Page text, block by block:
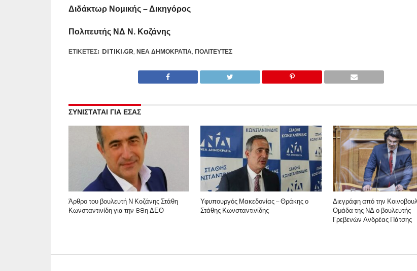
Διδάκτωρ Νομικής – Δικηγόρος
Πολιτευτής ΝΔ Ν. Κοζάνης
ΕΤΙΚΕΤΕΣ: DITIKI.GR ΝΈΑ ΔΗΜΟΚΡΑΤΊΑ ΠΟΛΙΤΕΥΤΈΣ
ΣΥΝΙΣΤΑΤΑΙ ΓΙΑ ΕΣΑΣ
Άρθρο του βουλευτή Ν Κοζάνης Στάθη
Κωνσταντινίδη για την 88η ΔΕΘ
Υφυπουργός Μακεδονίας – Θράκης ο
Στάθης Κωνσταντινίδης
Διεγράφη από την
Ομάδα της ΝΔ ο βουλευτής
Γρεβενών Ανδρέας Πάτσης